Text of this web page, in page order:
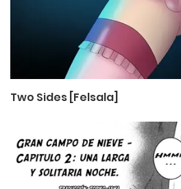
Two Sides [Felsala]